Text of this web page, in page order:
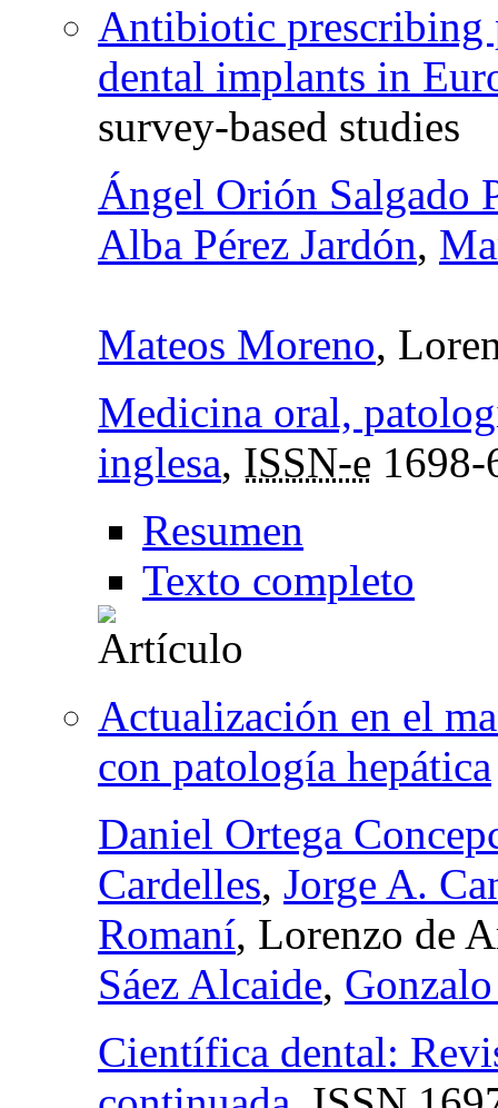
Antibiotic prescribing
dental implants in
survey-based studies
Ángel Orión Salgado
Alba Pérez Jardón,
Mateos Moreno,
Medicina oral,
inglesa, ISSN-e
Resumen
Texto completo
Actualización en el
con patología hepática
Daniel Ortega
Cardelles, Jorge A.
Romaní, Lorenzo de
Sáez Alcaide,
Científica dental: